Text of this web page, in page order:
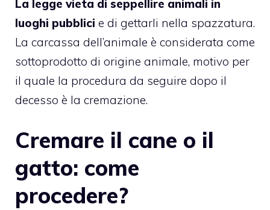
La legge vieta di seppellire animali in
luoghi pubblici e di gettarli nella spazzatura.
La carcassa dell’animale è considerata come
sottoprodotto di origine animale, motivo per
il quale la procedura da seguire dopo il
decesso è la cremazione.
Cremare il cane o il
gatto: come
procedere?